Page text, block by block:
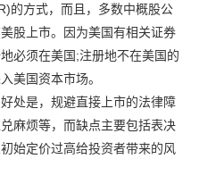
的方式，而且，多数中概股公
股上市。因为美国有相关证券
必须在美国;注册地不在美国的
美国资本市场。
处是，规避直接上市的法律障
麻烦等，而缺点主要包括表决
始定价过高给投资者带来的风